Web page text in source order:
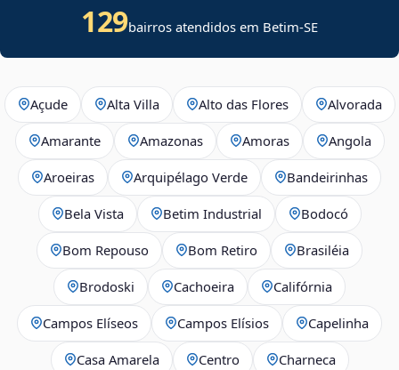
129bairros atendidos em Betim-SE
Açude Alta Villa Alto das Flores Alvorada
Amarante Amazonas Amoras Angola
Aroeiras Arquipélago Verde Bandeirinhas
Bela Vista Betim Industrial Bodocó
Bom Repouso Bom Retiro Brasiléia
Brodoski Cachoeira Califórnia
Campos Elíseos Campos Elísios Capelinha
Casa Amarela Centro Charneca